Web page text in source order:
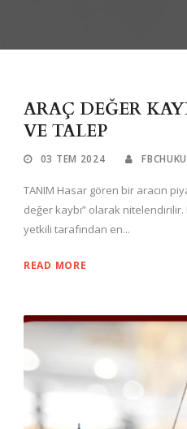
ARAÇ DEĞER
VE TALEP
03 TEM 2024
TANIM Hasar gören bir aracın
değer kaybı” olarak
yetkili tarafından en...
READ MORE